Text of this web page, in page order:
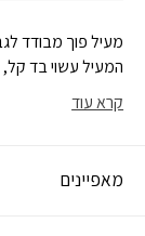
המעיל עשוי בד קל,
תפירתן ומאפשר
קרא עוד
מאפיינים